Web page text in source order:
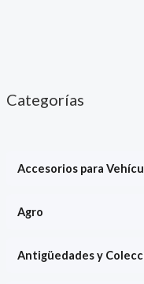
Categorías
Accesorios para
Agro
Antigüedades y